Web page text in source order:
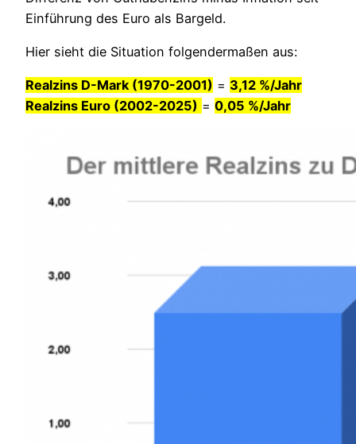
Einführung des Euro als Bargeld.
Hier sieht die Situation folgendermaßen aus:
Realzins D-Mark (1970-2001) = 3,12 %/Jahr
Realzins Euro (2002-2025) = 0,05 %/Jahr